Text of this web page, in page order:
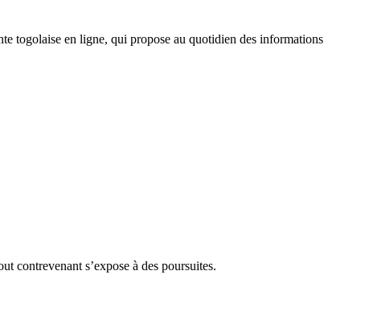
togolaise en ligne, qui propose au quotidien des informations
contrevenant s’expose à des poursuites.